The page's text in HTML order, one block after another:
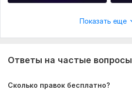
Показать еще
Ответы на частые вопросы
Сколько правок бесплатно?